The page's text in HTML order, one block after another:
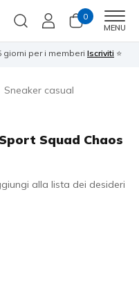
0
MENU
giorni per i memberi Iscriviti ⭐
Sneaker casual
Squad Chaos
alla lista dei desideri